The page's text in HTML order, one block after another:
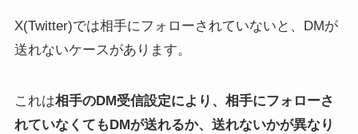
X(Twitter)では相手にフォローされていないと、DMが
送れないケースがあります。
これは相手のDM受信設定により、相手にフォローさ
れていなくてもDMが送れるか、送れないかが異なり